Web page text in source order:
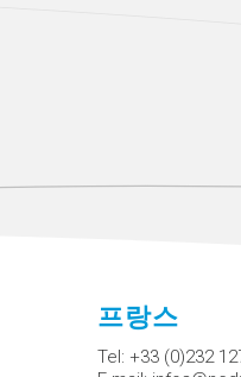
프랑스
Tel: +33 (0)232